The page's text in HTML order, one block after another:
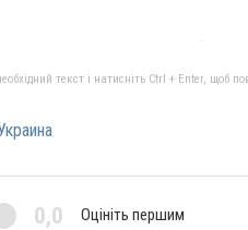
текст і натисніть Ctrl + Enter, щоб
0,0 Оцініть першим